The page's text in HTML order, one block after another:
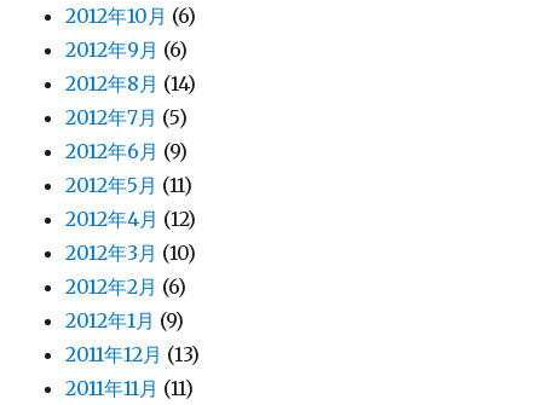
2012年10月 (6)
2012年9月 (6)
2012年8月 (14)
2012年7月 (5)
2012年6月 (9)
2012年5月 (11)
2012年4月 (12)
2012年3月 (10)
2012年2月 (6)
2012年1月 (9)
2011年12月 (13)
2011年11月 (11)